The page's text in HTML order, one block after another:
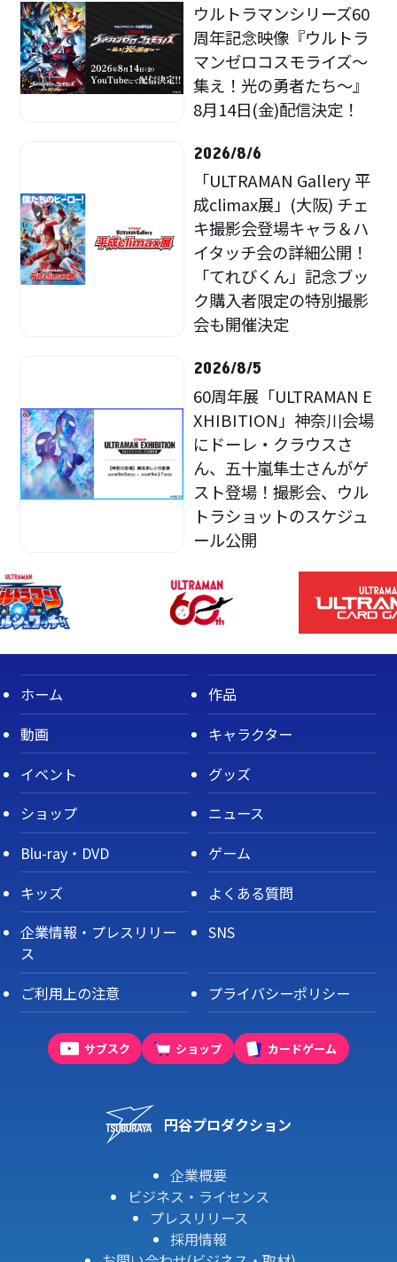
ウルトラマンシリーズ60
周年記念映像『ウルトラ
マンゼロコスモライズ～
集え！光の勇者たち～』
8月14日(金)配信決定！
2026/8/6
「ULTRAMAN Gallery 平
成climax展」(大阪) チェ
キ撮影会登場キャラ＆ハ
イタッチ会の詳細公開！
「てれびくん」記念ブッ
ク購入者限定の特別撮影
会も開催決定
2026/8/5
60周年展「ULTRAMAN E
XHIBITION」神奈川会場
にドーレ・クラウスさ
ん、五十嵐隼士さんがゲ
スト登場！撮影会、ウル
トラショットのスケジュ
ール公開
ホーム
作品
動画
キャラクター
イベント
グッズ
ショップ
ニュース
Blu-ray・DVD
ゲーム
キッズ
よくある質問
企業情報・プレスリリー
ス
SNS
ご利用上の注意 プライバシーポリシー
サブスク ショップ カードゲーム
円谷プロダクション
企業概要
ビジネス・ライセンス
プレスリリース
採用情報